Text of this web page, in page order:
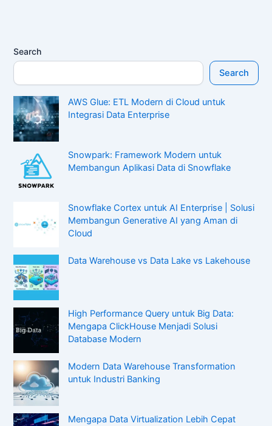
Search
Search
AWS Glue: ETL Modern di Cloud untuk
Integrasi Data Enterprise
Snowpark: Framework Modern untuk
Membangun Aplikasi Data di Snowflake
Snowflake Cortex untuk AI Enterprise | Solusi
Membangun Generative AI yang Aman di
Cloud
Data Warehouse vs Data Lake vs Lakehouse
High Performance Query untuk Big Data:
Mengapa ClickHouse Menjadi Solusi
Database Modern
Modern Data Warehouse Transformation
untuk Industri Banking
Mengapa Data Virtualization Lebih Cepat